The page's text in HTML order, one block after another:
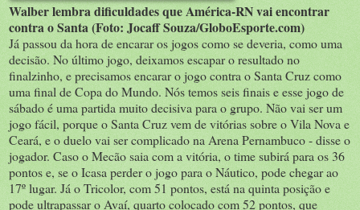
Walber lembra dificuldades que América-RN vai encontrar
contra o Santa (Foto: Jocaff Souza/GloboEsporte.com)
Já passou da hora de encarar os jogos como se deveria, como uma
decisão. No último jogo, deixamos escapar o resultado no
finalzinho, e precisamos encarar o jogo contra o Santa Cruz como
uma final de Copa do Mundo. Nós temos seis finais e esse jogo de
sábado é uma partida muito decisiva para o grupo. Não vai ser um
jogo fácil, porque o Santa Cruz vem de vitórias sobre o Vila Nova e
Ceará, e o duelo vai ser complicado na Arena Pernambuco - disse o
jogador. Caso o Mecão saia com a vitória, o time subirá para os 36
pontos e, se o Icasa perder o jogo para o Náutico, pode chegar ao
17º lugar. Já o Tricolor, com 51 pontos, está na quinta posição e
pode ultrapassar o Avaí, quarto colocado com 52 pontos, que